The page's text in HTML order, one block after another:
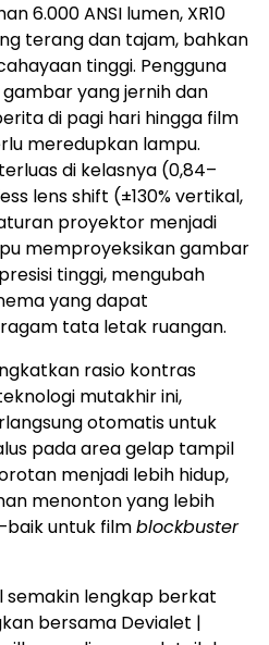
6.000 ANSI lumen, XR10
terang dan tajam, bahkan
tinggi. Pengguna
yang jernih dan
di pagi hari hingga film
meredupkan lampu.
terluas di kelasnya (0,84–
lens shift (±130% vertikal,
proyektor menjadi
memproyeksikan gambar
tinggi, mengubah
yang dapat
tata letak ruangan.
rasio kontras
mutakhir ini,
otomatis untuk
pada area gelap tampil
menjadi lebih hidup,
menonton yang lebih
untuk filmblockbuster
semakin lengkap berkat
bersama Devialet |